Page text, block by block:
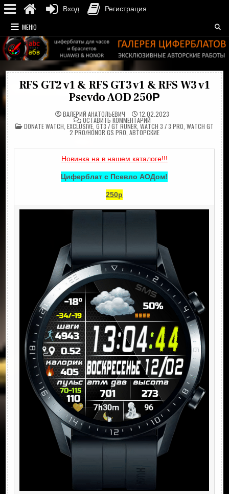
Перейти
к
содержимому
МЕНЮ
RFS GT2 v1 & RFS GT3 v1 & RFS W3 v1
Psevdo AOD 250Р
ВАЛЕРИЙ АНАТОЛЬЕВИЧ 12.02.2023
ОСТАВИТЬ КОММЕНТАРИЙНА
RFS
GT2
V1
GT3
V1
RFS
W3
ОПУБЛИКОВАНО
В
DONATE WATCH EXCLUSIVE GT3 / GT RUNER WATCH 3 / 3 PRO WATCH GT
2 PRO/HONOR GS PRO АВТОРСКИЕ
Новинка на в нашем каталоге!!!
Циферблат с Псевло АОДом!
250р
Вход Регистрация